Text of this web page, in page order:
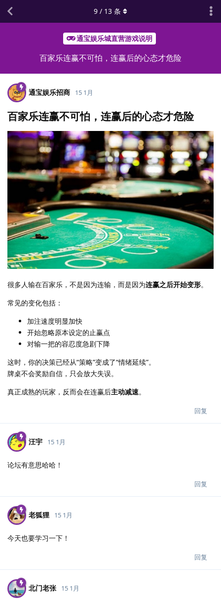
通宝娱乐城直营游戏说明
百家乐连赢不可怕，连赢后的心态才危险
9 / 13 条
通宝娱乐招商 15 1月
百家乐连赢不可怕，连赢后的心态才危险
很多人输在百家乐，不是因为连输，而是因为连赢之后开始变形。
常见的变化包括：
加注速度明显加快
开始忽略原本设定的止赢点
对输一把的容忍度急剧下降
这时，你的决策已经从“策略”变成了“情绪延续”。
牌桌不会奖励自信，只会放大失误。
真正成熟的玩家，反而会在连赢后主动减速。
回复
汪宇 15 1月
论坛有意思哈哈！
回复
老狐狸 15 1月
今天也要学习一下！
回复
北门老张 15 1月